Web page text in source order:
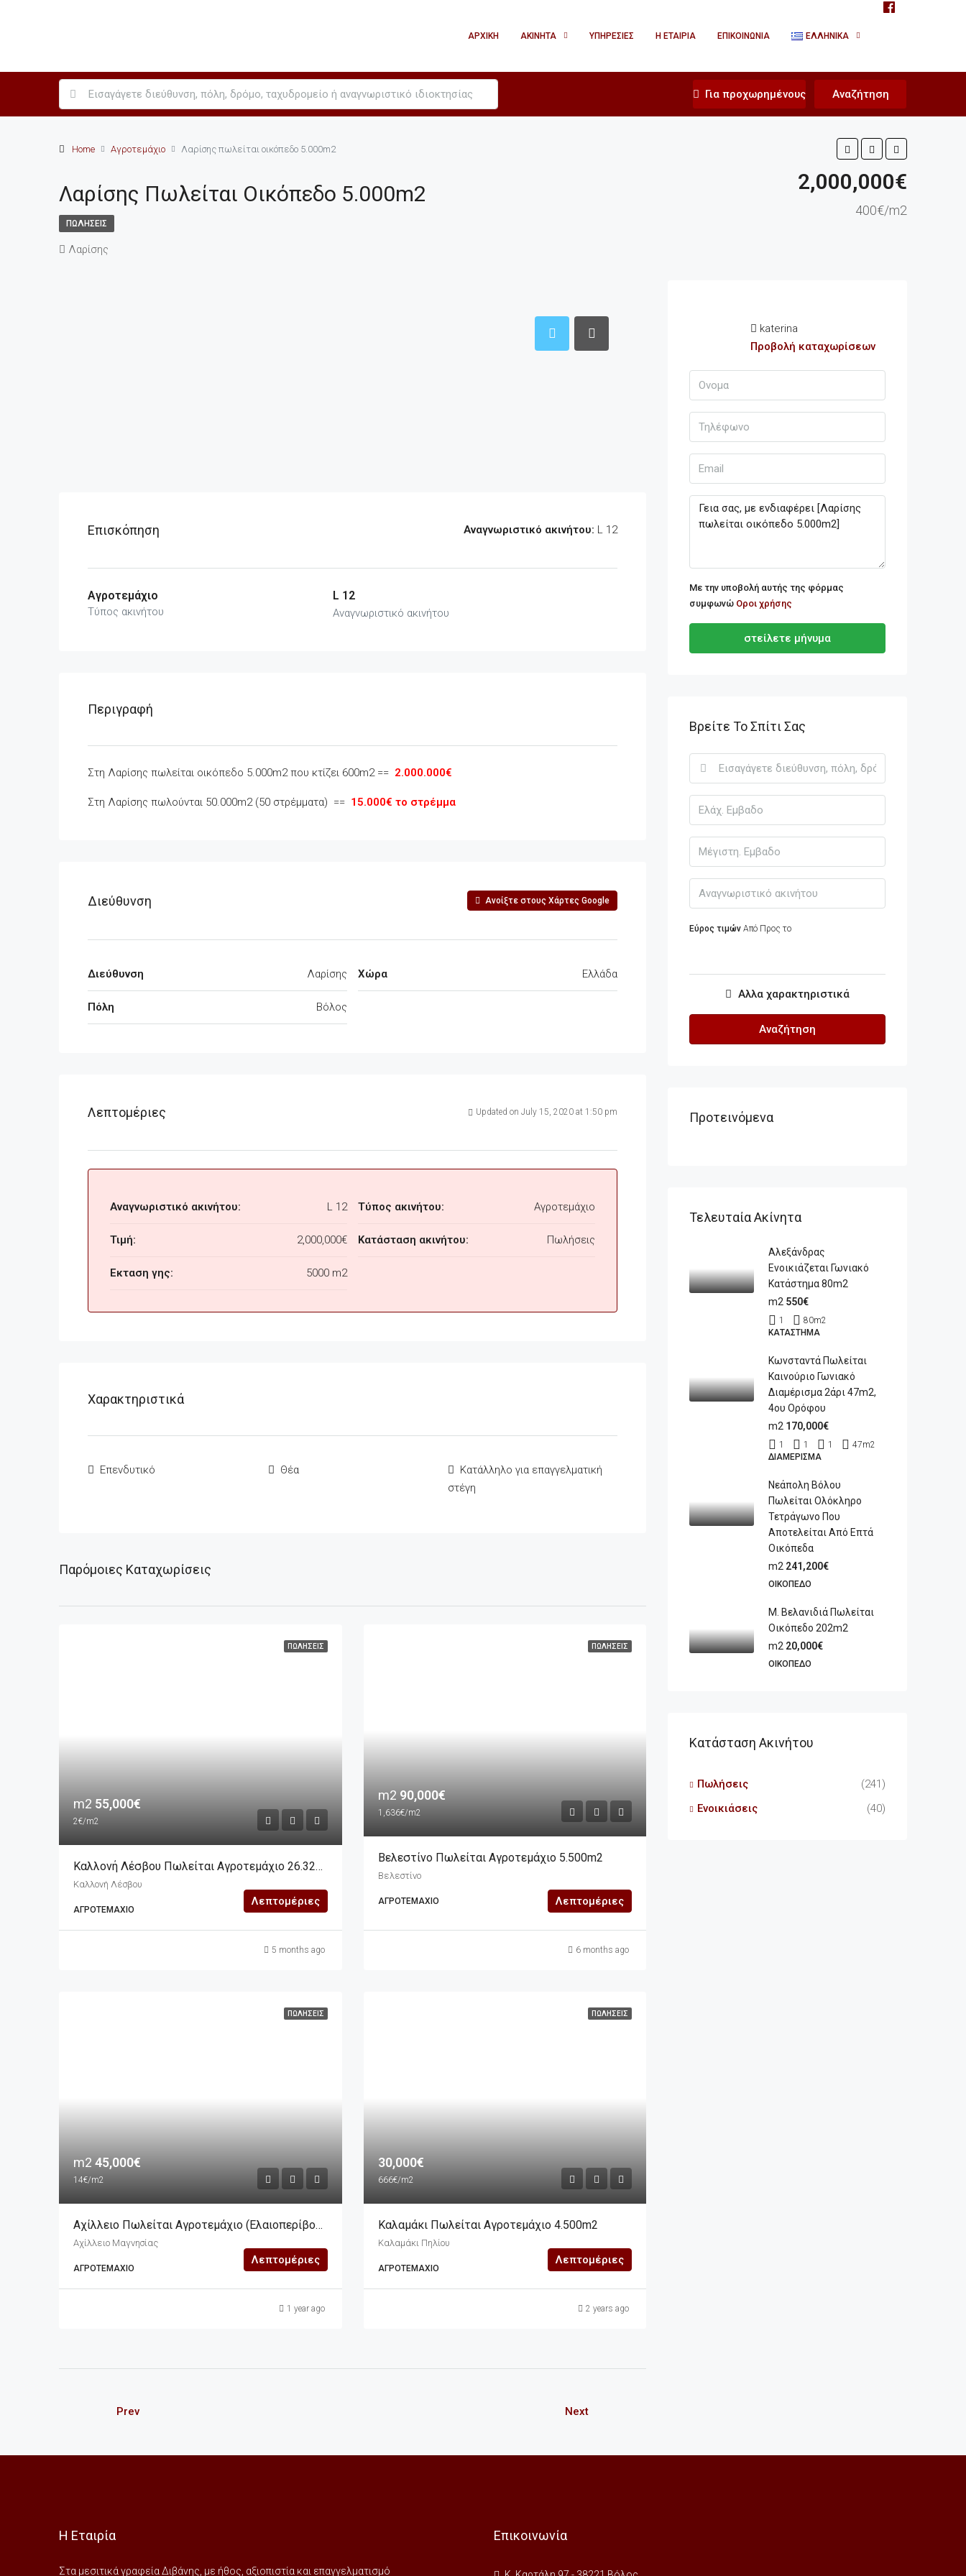
ΑΡΧΙΚΉ ΑΚΊΝΗΤΑ ΥΠΗΡΕΣΊΕΣ Η ΕΤΑΙΡΊΑ ΕΠΙΚΟΙΝΩΝΊΑ ΕΛΛΗΝΙΚΆ
Για προχωρημένους Αναζήτηση
Home Αγροτεμάχιο Λαρίσης πωλείται οικόπεδο 5.000m2
Λαρίσης Πωλείται Οικόπεδο 5.000m2 2,000,000€
400€/m2
ΠΩΛΉΣΕΙΣ
Λαρίσης
Επισκόπηση Αναγνωριστικό ακινήτου: L 12
Αγροτεμάχιο
Τύπος ακινήτου
L 12
Αναγνωριστικό ακινήτου
Περιγραφή
Στη Λαρίσης πωλείται οικόπεδο 5.000m2 που κτίζει 600m2 == 2.000.000€
Στη Λαρίσης πωλούνται 50.000m2 (50 στρέμματα) == 15.000€ το στρέμμα
Διεύθυνση Ανοίξτε στους Χάρτες Google
Διεύθυνση Λαρίσης
Πόλη Βόλος
Χώρα Ελλάδα
Λεπτομέριες Updated on July 15, 2020 at 1:50 pm
Αναγνωριστικό ακινήτου: L 12
Τιμή: 2,000,000€
Εκταση γης: 5000 m2
Τύπος ακινήτου: Αγροτεμάχιο
Κατάσταση ακινήτου: Πωλήσεις
Χαρακτηριστικά
Επενδυτικό Θέα
Κατάλληλο για επαγγελματική
στέγη
Παρόμοιες Καταχωρίσεις
ΠΩΛΉΣΕΙΣ
m2 55,000€
2€/m2
Καλλονή Λέσβου Πωλείται Αγροτεμάχιο 26.326m2
Καλλονή Λέσβου
ΑΓΡΟΤΕΜΆΧΙΟ
Λεπτομέριες
5 months ago
ΠΩΛΉΣΕΙΣ
m2 90,000€
1,636€/m2
Βελεστίνο Πωλείται Αγροτεμάχιο 5.500m2
Βελεστίνο
ΑΓΡΟΤΕΜΆΧΙΟ Λεπτομέριες
6 months ago
ΠΩΛΉΣΕΙΣ
m2 45,000€
14€/m2
Αχίλλειο Πωλείται Αγροτεμάχιο (ελαιοπερίβολο) 3.143,05m2 Μπροστά Στη Θάλασσα
Αχίλλειο Μαγνησίας
ΑΓΡΟΤΕΜΆΧΙΟ
Λεπτομέριες
1 year ago
ΠΩΛΉΣΕΙΣ
30,000€
666€/m2
Καλαμάκι Πωλείται Αγροτεμάχιο 4.500m2
Καλαμάκι Πηλίου
ΑΓΡΟΤΕΜΆΧΙΟ
Λεπτομέριες
2 years ago
Prev Next
katerina
Προβολή καταχωρίσεων
Με την υποβολή αυτής της φόρμας
συμφωνώ Οροι χρήσης
στείλετε μήνυμα
Βρείτε Το Σπίτι Σας
Εύρος τιμών Από Προς το
Αλλα χαρακτηριστικά
Αναζήτηση
Προτεινόμενα
Τελευταία Ακίνητα
Αλεξάνδρας
Ενοικιάζεται Γωνιακό
Κατάστημα 80m2
m2 550€
1 80m2
ΚΑΤΆΣΤΗΜΑ
Κωνσταντά Πωλείται
Καινούριο Γωνιακό
Διαμέρισμα 2άρι 47m2,
4ου Ορόφου
m2 170,000€
1 1 1 47m2
ΔΙΑΜΈΡΙΣΜΑ
Νεάπολη Βόλου
Πωλείται Ολόκληρο
Τετράγωνο Που
Αποτελείται Από Επτά
Οικόπεδα
m2 241,200€
ΟΙΚΌΠΕΔΟ
Μ. Βελανιδιά Πωλείται
Οικόπεδο 202m2
m2 20,000€
ΟΙΚΌΠΕΔΟ
Κατάσταση Ακινήτου
Πωλήσεις
(241)
Ενοικιάσεις
(40)
Η Εταιρία
Στα μεσιτικά γραφεία Διβάνης, με ήθος, αξιοπιστία και επαγγελματισμό
Επικοινωνία